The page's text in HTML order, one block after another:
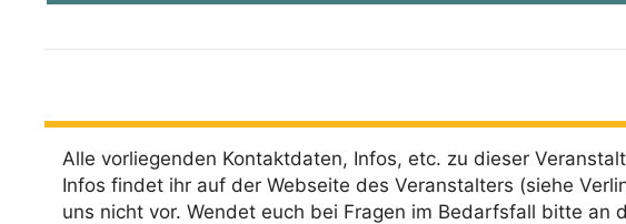
Alle vorliegenden Kontaktdaten, Infos, etc. zu dieser
Infos findet ihr auf der Webseite des Veranstalters (siehe
uns nicht vor. Wendet euch bei Fragen im Bedarfsfall bitte an